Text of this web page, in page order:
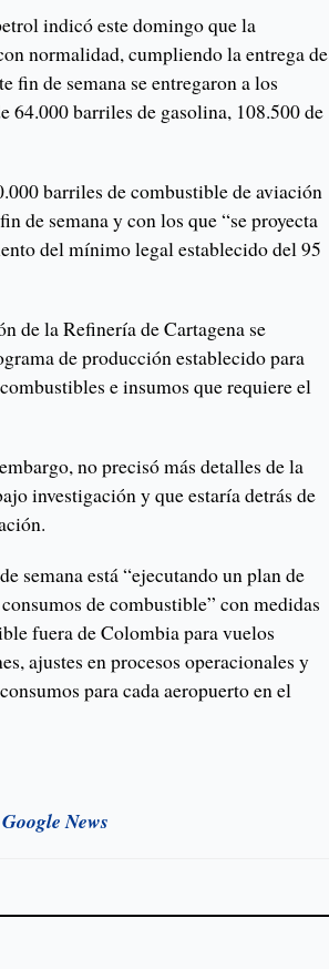
indicó este domingo que la
normalidad, cumpliendo la entrega de
fin de semana se entregaron a los
64.000 barriles de gasolina, 108.500 de
barriles de combustible de aviación
de semana y con los que “se proyecta
del mínimo legal establecido del 95
de la Refinería de Cartagena se
de producción establecido para
e insumos que requiere el
no precisó más detalles de la
investigación y que estaría detrás de
semana está “ejecutando un plan de
de combustible” con medidas
fuera de Colombia para vuelos
ajustes en procesos operacionales y
para cada aeropuerto en el
News